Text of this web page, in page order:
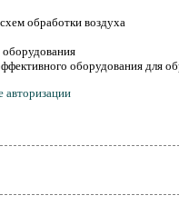
обработки воздуха
оборудования для
авторизации